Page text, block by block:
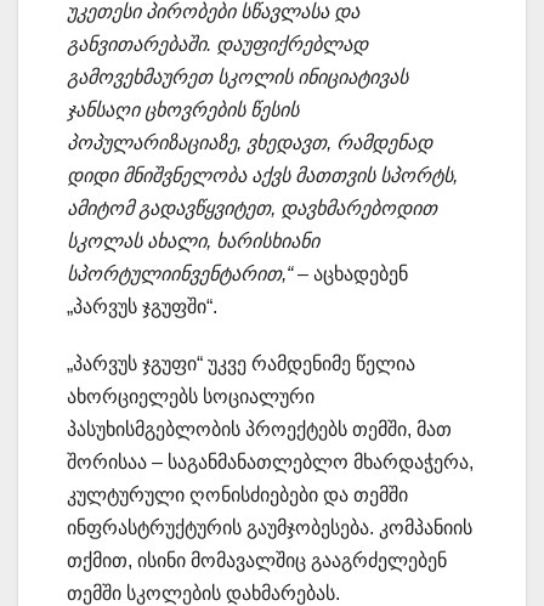
უკეთესი პირობები სწავლასა და
განვითარებაში. დაუფიქრებლად
გამოვეხმაურეთ სკოლის ინიციატივას
ჯანსაღი ცხოვრების წესის
პოპულარიზაციაზე, ვხედავთ, რამდენად
დიდი მნიშვნელობა აქვს მათთვის სპორტს,
ამიტომ გადავწყვიტეთ, დავხმარებოდით
სკოლას ახალი, ხარისხიანი
სპორტულიინვენტარით,“– აცხადებენ
„პარვუს ჯგუფში“.
„პარვუს ჯგუფი“ უკვე რამდენიმე წელია
ახორციელებს სოციალური
პასუხისმგებლობის პროექტებს თემში, მათ
შორისაა – საგანმანათლებლო მხარდაჭერა,
კულტურული ღონისძიებები და თემში
ინფრასტრუქტურის გაუმჯობესება. კომპანიის
თქმით, ისინი მომავალშიც გააგრძელებენ
თემში სკოლების დახმარებას.